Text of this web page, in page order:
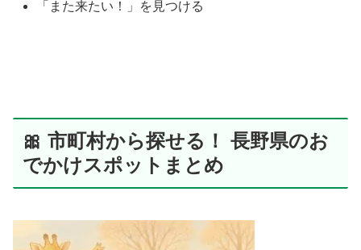
「また来たい！」を見つける
🎀 市町村から探せる！ 長野県のお
でかけスポットまとめ